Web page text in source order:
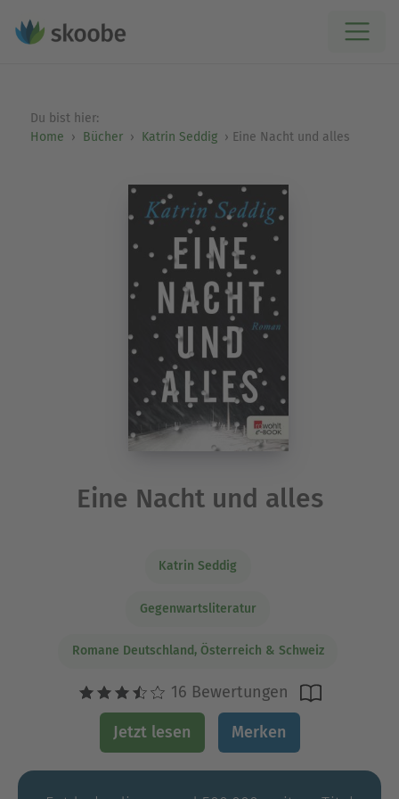
Du bist hier:
Home
Bücher Katrin Seddig Eine Nacht und alles
Eine Nacht und alles
Katrin Seddig
Gegenwartsliteratur
Romane Deutschland, Österreich & Schweiz
16 Bewertungen
Jetzt lesen Merken